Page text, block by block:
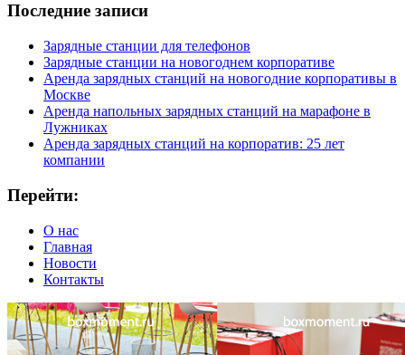
Последние записи
Зарядные станции для телефонов
Зарядные станции на новогоднем корпоративе
Аренда зарядных станций на новогодние корпоративы в
Москве
Аренда напольных зарядных станций на марафоне в
Лужниках
Аренда зарядных станций на корпоратив: 25 лет
компании
Перейти:
О нас
Главная
Новости
Контакты